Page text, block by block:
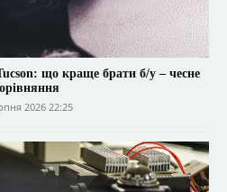
що краще брати б/у – чесне
2026 22:25